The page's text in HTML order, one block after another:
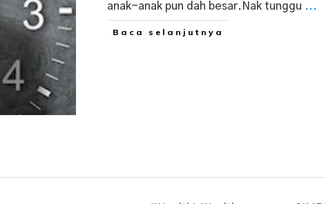
anak-anak pun dah besar.​Nak tunggu ...
Baca selanjutnya